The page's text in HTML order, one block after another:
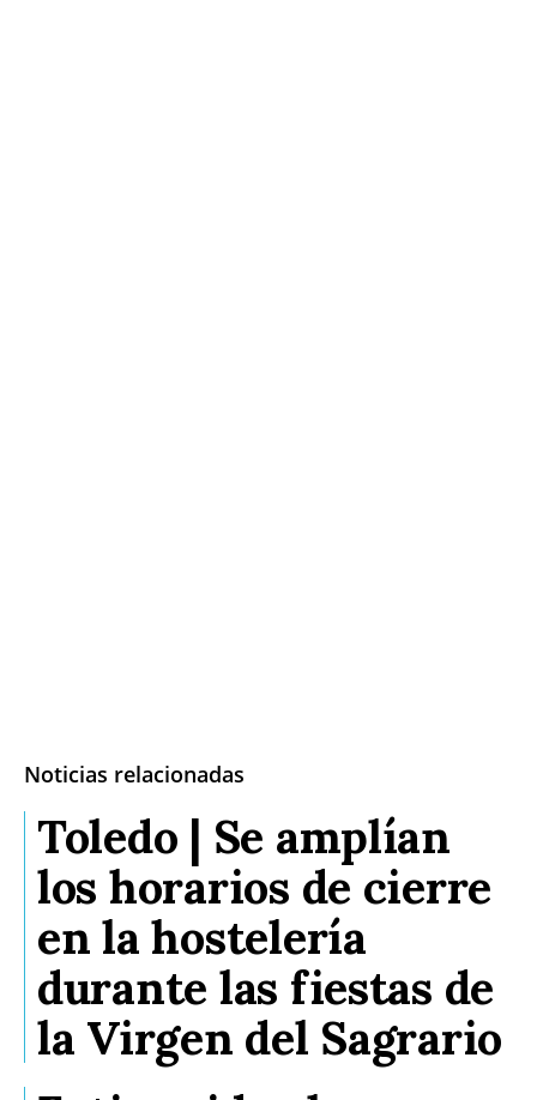
Noticias relacionadas
Toledo | Se amplían
los horarios de cierre
en la hostelería
durante las fiestas de
la Virgen del Sagrario